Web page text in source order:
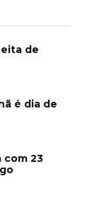
de
é dia de
com 23